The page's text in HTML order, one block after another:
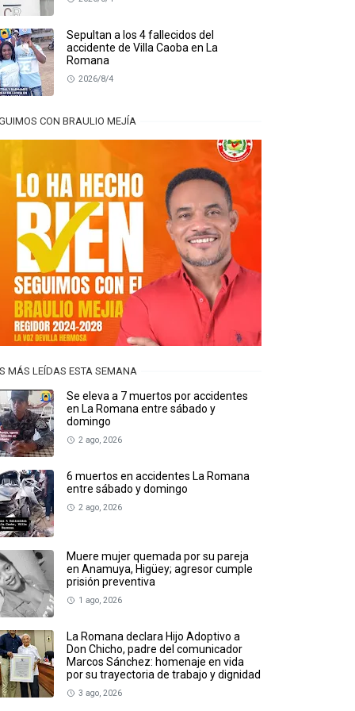
Sepultan a los 4 fallecidos del
accidente de Villa Caoba en La
Romana
2026/8/4
CON BRAULIO MEJÍA
MÁS LEÍDAS ESTA SEMANA
Se eleva a 7 muertos por accidentes
en La Romana entre sábado y
domingo
2 ago, 2026
6 muertos en accidentes La Romana
entre sábado y domingo
2 ago, 2026
Muere mujer quemada por su pareja
en Anamuya, Higüey; agresor cumple
prisión preventiva
1 ago, 2026
La Romana declara Hijo Adoptivo a
Don Chicho, padre del comunicador
Marcos Sánchez: homenaje en vida
por su trayectoria de trabajo y dignidad
3 ago, 2026